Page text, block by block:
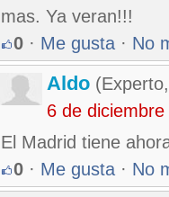
mas. Ya veran!!!
0 · Me gusta · No
Aldo
6 de
El Madrid tiene
0 · Me gusta · No